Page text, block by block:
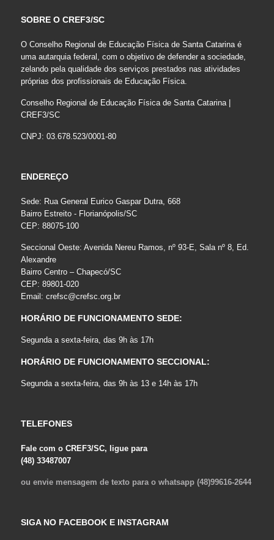
SOBRE O CREF3/SC
O Conselho Regional de Educação Física de Santa Catarina é
uma autarquia federal, com o objetivo de defender a sociedade,
zelando pela qualidade dos serviços prestados nas atividades
próprias dos profissionais de Educação Física.
Conselho Regional de Educação Física de Santa Catarina |
CREF3/SC
CNPJ: 03.678.523/0001-80
ENDEREÇO
Sede: Rua General Eurico Gaspar Dutra, 668
Bairro Estreito - Florianópolis/SC
CEP: 88075-100
Seccional Oeste: Avenida Nereu Ramos, nº 93-E, Sala nº 8, Ed.
Alexandre
Bairro Centro – Chapecó/SC
CEP: 89801-020
Email: crefsc@crefsc.org.br
HORÁRIO DE FUNCIONAMENTO SEDE:
Segunda a sexta-feira, das 9h às 17h
HORÁRIO DE FUNCIONAMENTO SECCIONAL:
Segunda a sexta-feira, das 9h às 13 e 14h às 17h
TELEFONES
Fale com o CREF3/SC, ligue para
(48) 33487007
ou envie mensagem de texto para o whatsapp (48)99616-2644
SIGA NO FACEBOOK E INSTAGRAM